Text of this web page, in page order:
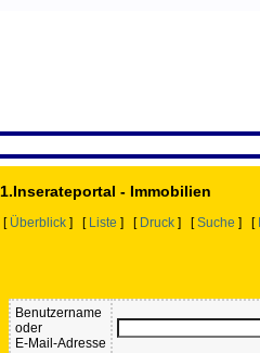
1.Inserateportal - Immobilien
[ Überblick ] [ Liste ] [ Druck ] [Suche ] [
Benutzername
oder
E-Mail-Adresse